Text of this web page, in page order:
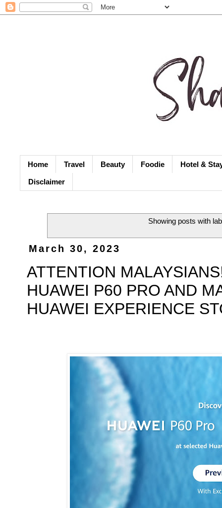
Home Travel Beauty Foodie Hotel &
Disclaimer
Showing posts with
March 30, 2023
ATTENTION
HUAWEI P60 PRO AND
HUAWEI EXPERIENCE